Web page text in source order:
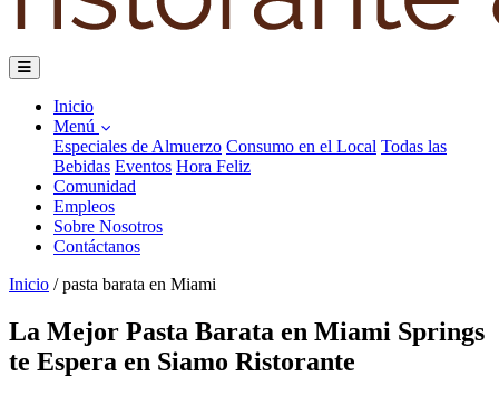
Inicio
Menú
Especiales de Almuerzo Consumo en el Local Todas las
Bebidas Eventos Hora Feliz
Comunidad
Empleos
Sobre Nosotros
Contáctanos
Inicio / pasta barata en Miami
La Mejor Pasta Barata en Miami Springs
te Espera en Siamo Ristorante